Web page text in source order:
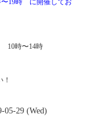
〜19時 に開催してお
10時〜14時
05-29 (Wed)